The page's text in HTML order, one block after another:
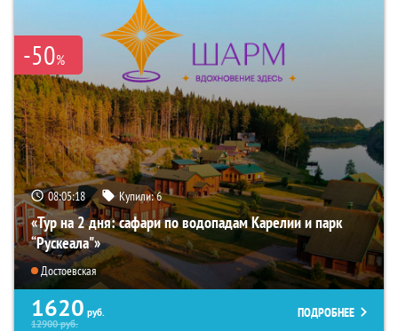
-50%
08:05:17 Купили:6
«Тур на 2 дня: сафари по водопадам Карелии и парк
“Рускеала"»
Достоевская
1620 руб.
12900руб.
ПОДРОБНЕЕ